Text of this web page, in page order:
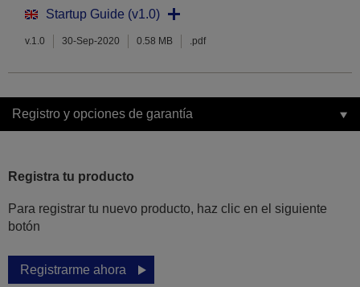
Startup Guide (v1.0)
v.1.0 30-Sep-2020 0.58 MB .pdf
Registro y opciones de garantía
Registra tu producto
Para registrar tu nuevo producto, haz clic en el siguiente
botón
Registrarme ahora